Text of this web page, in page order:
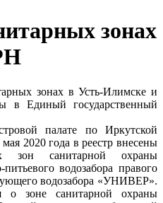
зонах
зонах в Усть-Илимске и
в Единый государственный
палате по Иркутской
2020 года в реестр внесены
зон санитарной охраны
водозабора правого
водозабора «УНИВЕР».
о зоне санитарной охраны